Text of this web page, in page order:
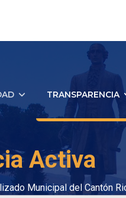
TRANSPARENCIA
Activa
Municipal del Cantón